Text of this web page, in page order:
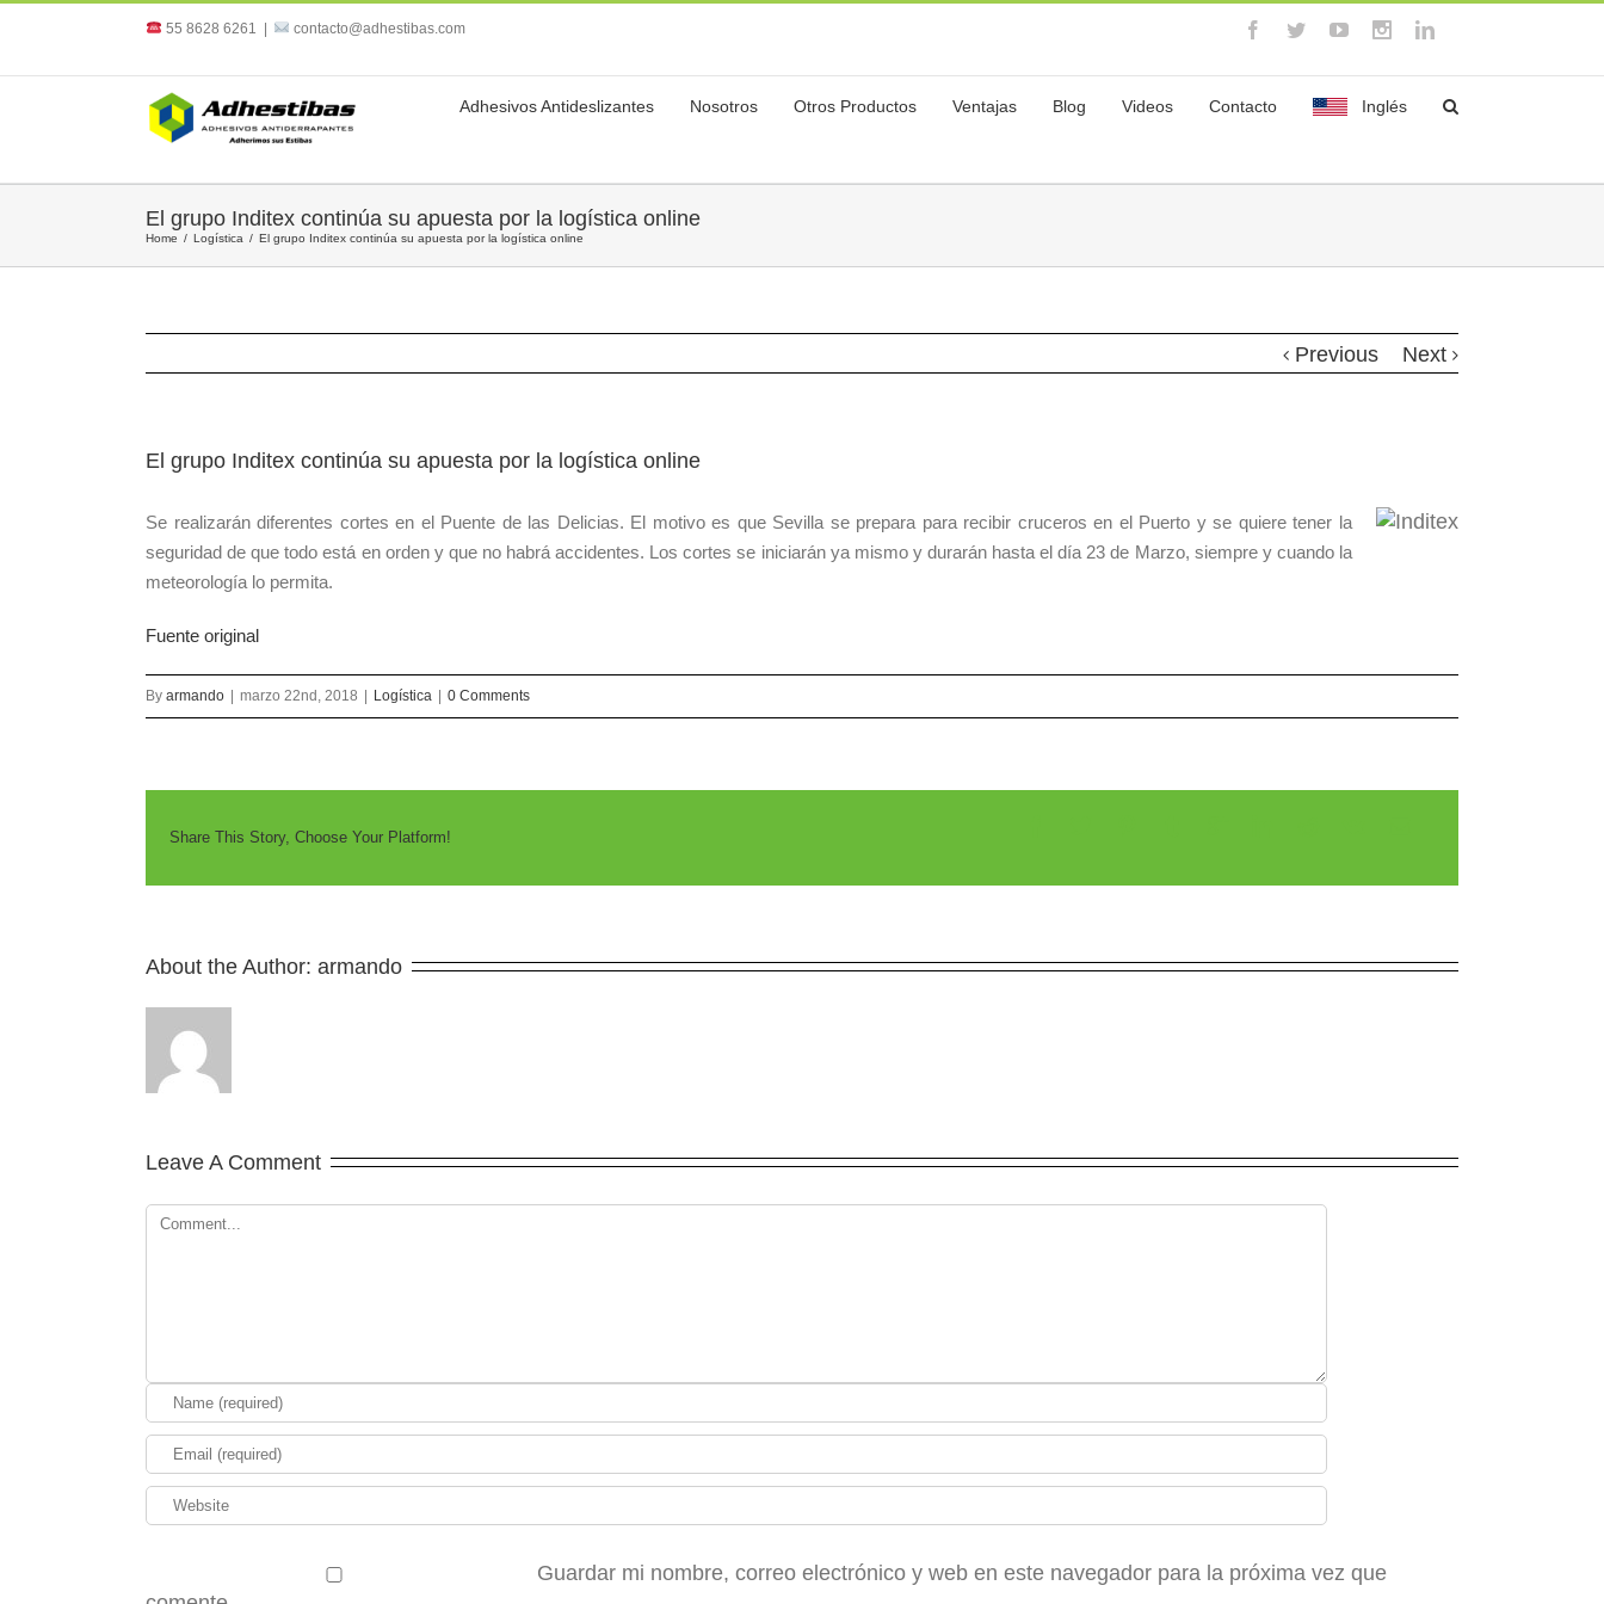
55 8628 6261 contacto@adhestibas.com
Adhesivos Antideslizantes Nosotros Otros Productos Ventajas Blog Videos Contacto Inglés
El grupo Inditex continúa su apuesta por la logística online
Home / Logística / El grupo Inditex continúa su apuesta por la logística online
Previous Next
El grupo Inditex continúa su apuesta por la logística online
Se realizarán diferentes cortes en el Puente de las Delicias. El motivo es que Sevilla se prepara para recibir cruceros en el Puerto y se quiere tener la
seguridad de que todo está en orden y que no habrá accidentes. Los cortes se iniciarán ya mismo y durarán hasta el día 23 de Marzo, siempre y cuando la
meteorología lo permita.
Fuente original
By armando marzo 22nd, 2018 Logística 0 Comments
Share This Story, Choose Your Platform!
About the Author: armando
Leave A Comment
Guardar mi nombre, correo electrónico y web en este navegador para la próxima vez que